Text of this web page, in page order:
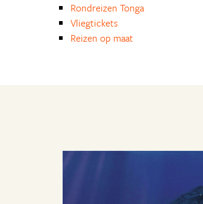
Rondreizen Tonga
Vliegtickets
Reizen op maat